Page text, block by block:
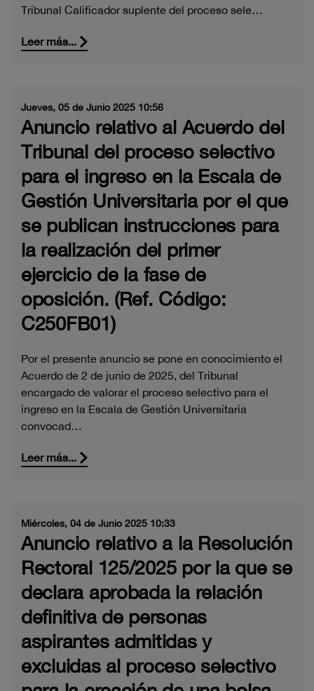
Tribunal Calificador suplente del proceso sele…
Leer más...
Jueves, 05 de Junio 2025 10:56
Anuncio relativo al Acuerdo del
Tribunal del proceso selectivo
para el ingreso en la Escala de
Gestión Universitaria por el que
se publican instrucciones para
la realización del primer
ejercicio de la fase de
oposición. (Ref. Código:
C250FB01)
Por el presente anuncio se pone en conocimiento el
Acuerdo de 2 de junio de 2025, del Tribunal
encargado de valorar el proceso selectivo para el
ingreso en la Escala de Gestión Universitaria
convocad…
Leer más...
Miércoles, 04 de Junio 2025 10:33
Anuncio relativo a la Resolución
Rectoral 125/2025 por la que se
declara aprobada la relación
definitiva de personas
aspirantes admitidas y
excluidas al proceso selectivo